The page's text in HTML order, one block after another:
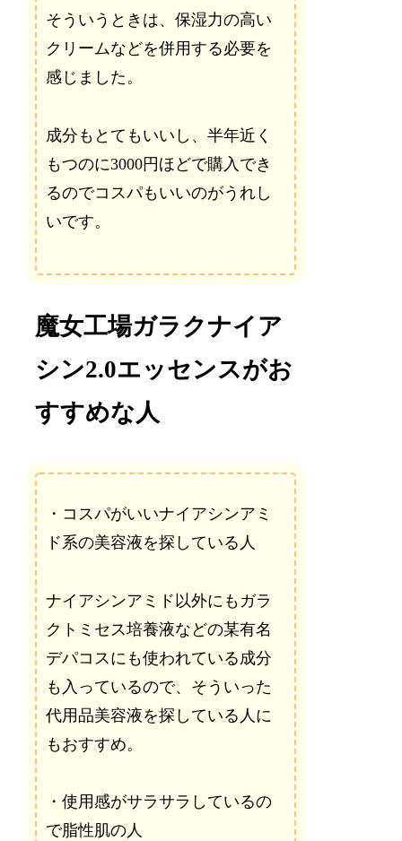
そういうときは、保湿力の高い
クリームなどを併用する必要を
感じました。
成分もとてもいいし、半年近く
もつのに3000円ほどで購入でき
るのでコスパもいいのがうれし
いです。
魔女工場ガラクナイア
シン2.0エッセンスがお
すすめな人
・コスパがいいナイアシンアミ
ド系の美容液を探している人
ナイアシンアミド以外にもガラ
クトミセス培養液などの某有名
デパコスにも使われている成分
も入っているので、そういった
代用品美容液を探している人に
もおすすめ。
・使用感がサラサラしているの
で脂性肌の人